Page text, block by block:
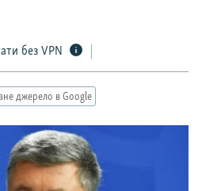
без VPN
джерело в Google